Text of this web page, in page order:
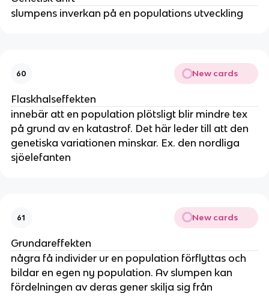
slumpens inverkan på en populations utveckling
60 New cards
Flaskhalseffekten
innebär att en population plötsligt blir mindre tex
på grund av en katastrof. Det här leder till att den
genetiska variationen minskar. Ex. den nordliga
sjöelefanten
61 New cards
Grundareffekten
några få individer ur en population förflyttas och
bildar en egen ny population. Av slumpen kan
fördelningen av deras gener skilja sig från